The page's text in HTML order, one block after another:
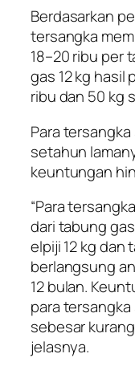
Berdasarkan
tersangka
18–20 ribu per
gas 12 kg hasil
ribu dan 50 kg
Para
setahun
keuntungan
“Para
dari tabung
elpiji 12 kg dan
berlangsung
12 bulan.
para
sebesar
jelasnya.